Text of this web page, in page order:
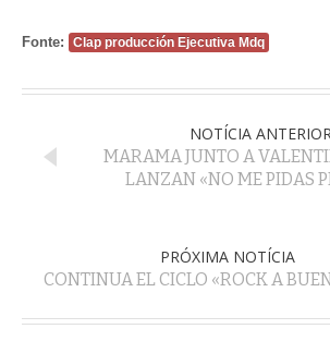
Fonte: Clap producción Ejecutiva Mdq
NOTÍCIA
MARAMA JUNTO A
LANZAN «NO ME PIDAS
PRÓXIMA NOTÍCIA
CONTINUA EL CICLO «ROCK A